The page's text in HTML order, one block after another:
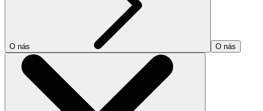
O nás O nás